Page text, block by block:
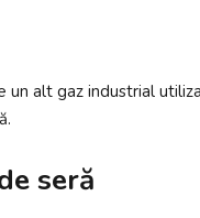
alt gaz industrial
seră